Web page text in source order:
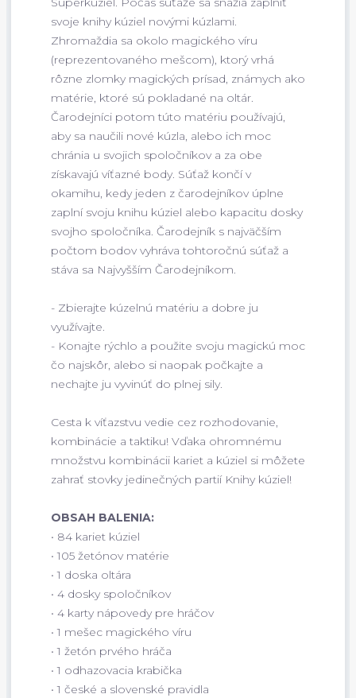
svoje knihy kúziel novými kúzlami.
Zhromaždia sa okolo magického víru
(reprezentovaného mešcom), ktorý vrhá
rôzne zlomky magických prísad, známych ako
matérie, ktoré sú pokladané na oltár.
Čarodejníci potom túto matériu používajú,
aby sa naučili nové kúzla, alebo ich moc
chránia u svojich spoločníkov a za obe
získavajú víťazné body. Súťaž končí v
okamihu, kedy jeden z čarodejníkov úplne
zaplní svoju knihu kúziel alebo kapacitu dosky
svojho spoločníka. Čarodejník s najväčším
počtom bodov vyhráva tohtoročnú súťaž a
stáva sa Najvyšším Čarodejníkom.
- Zbierajte kúzelnú matériu a dobre ju
využívajte.
- Konajte rýchlo a použite svoju magickú moc
čo najskôr, alebo si naopak počkajte a
nechajte ju vyvinúť do plnej sily.
Cesta k víťazstvu vedie cez rozhodovanie,
kombinácie a taktiku! Vďaka ohromnému
množstvu kombinácii kariet a kúziel si môžete
zahrať stovky jedinečných partií Knihy kúziel!
OBSAH BALENIA:
• 84 kariet kúziel
• 105 žetónov matérie
• 1 doska oltára
• 4 dosky spoločníkov
• 4 karty nápovedy pre hráčov
• 1 mešec magického víru
• 1 žetón prvého hráča
• 1 odhazovacia krabička
• 1 české a slovenské pravidla